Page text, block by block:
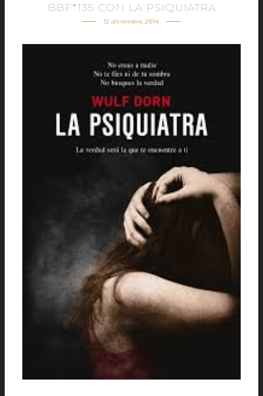
BBF*135 CON LA PSIQUIATRA
12 diciembre, 2014